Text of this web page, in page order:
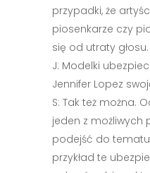
przypadki, że
piosenkarze czy
się od utraty głosu.
J: Modelki
Jennifer Lopez
S: Tak też można.
jeden z możliwych
podejść do
przykład te